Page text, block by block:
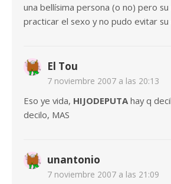
una bellísima persona (o no) pero
practicar el sexo y no pudo evitar
El Tou
7 noviembre 2007 a las 20:13
Eso ye vida, HIJODEPUTA hay q
decilo, MAS
unantonio
7 noviembre 2007 a las 21:09